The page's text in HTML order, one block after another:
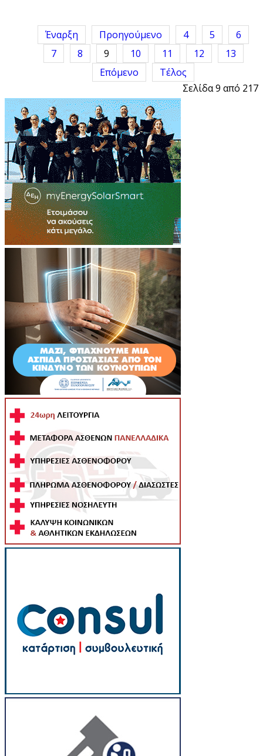
Έναρξη Προηγούμενο 4 5
6
7
8 9 10 11 12
13
Επόμενο
Τέλος
Σελίδα 9 από 217